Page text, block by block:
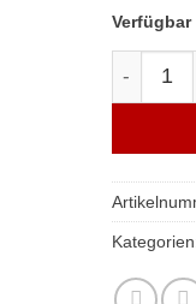
do88 -